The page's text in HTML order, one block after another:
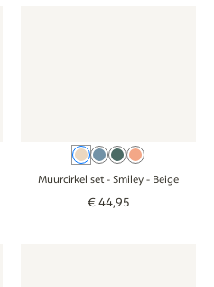
BeigeBlauw
GroenRoze
Muurcirkel set - Smiley - Beige
€44,95